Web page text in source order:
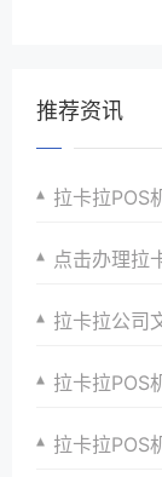
推荐资讯
拉卡拉POS
点击办理拉
拉卡拉公司
拉卡拉POS
拉卡拉POS